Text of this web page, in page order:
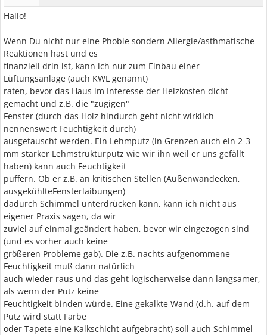
Hallo!
Wenn Du nicht nur eine Phobie sondern Allergie/asthmatische
Reaktionen hast und es
finanziell drin ist, kann ich nur zum Einbau einer
Lüftungsanlage (auch KWL genannt)
raten, bevor das Haus im Interesse der Heizkosten dicht
gemacht und z.B. die "zugigen"
Fenster (durch das Holz hindurch geht nicht wirklich
nennenswert Feuchtigkeit durch)
ausgetauscht werden. Ein Lehmputz (in Grenzen auch ein 2-3
mm starker Lehmstrukturputz wie wir ihn weil er uns gefällt
haben) kann auch Feuchtigkeit
puffern. Ob er z.B. an kritischen Stellen (Außenwandecken,
ausgekühlteFensterlaibungen)
dadurch Schimmel unterdrücken kann, kann ich nicht aus
eigener Praxis sagen, da wir
zuviel auf einmal geändert haben, bevor wir eingezogen sind
(und es vorher auch keine
größeren Probleme gab). Die z.B. nachts aufgenommene
Feuchtigkeit muß dann natürlich
auch wieder raus und das geht logischerweise dann langsamer,
als wenn der Putz keine
Feuchtigkeit binden würde. Eine gekalkte Wand (d.h. auf dem
Putz wird statt Farbe
oder Tapete eine Kalkschicht aufgebracht) soll auch Schimmel